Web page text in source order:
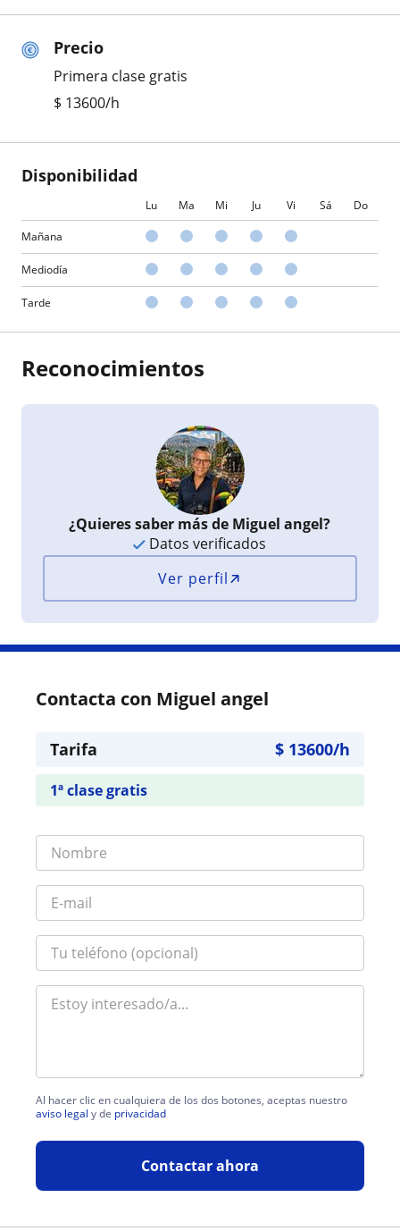
Precio
Primera clase gratis
$ 13600/h
Disponibilidad
Lu Ma Mi Ju Vi Sá Do
Mañana
Mediodía
Tarde
Reconocimientos
¿Quieres saber más de Miguel angel?
Datos verificados
Ver perfil
Contacta con Miguel angel
Tarifa $ 13600/h
1ª clase gratis
Al hacer clic en cualquiera de los dos botones, aceptas nuestro
aviso legal y de privacidad
Contactar ahora